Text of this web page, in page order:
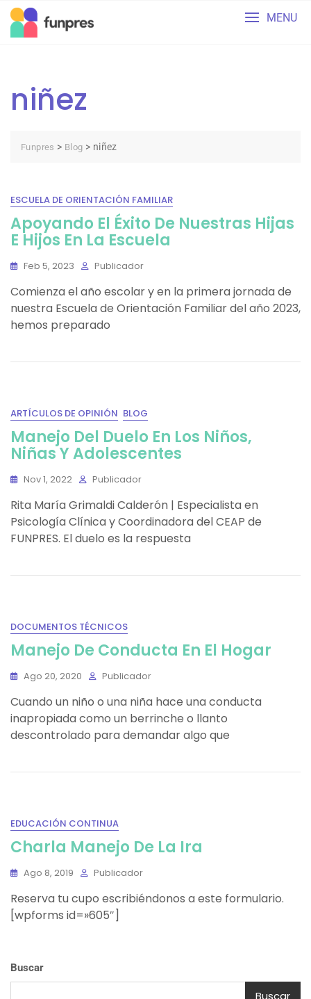
Skip
content
MENU
niñez
Funpres > Blog > niñez
ESCUELA DE ORIENTACIÓN FAMILIAR
Apoyando El Éxito De Nuestras Hijas
E Hijos En La Escuela
Feb 5, 2023 Publicador
Comienza el año escolar y en la primera jornada de
nuestra Escuela de Orientación Familiar del año 2023,
hemos preparado
ARTÍCULOS DE OPINIÓN BLOG
Manejo Del Duelo En Los Niños,
Niñas Y Adolescentes
Nov 1, 2022 Publicador
Rita María Grimaldi Calderón | Especialista en
Psicología Clínica y Coordinadora del CEAP de
FUNPRES. El duelo es la respuesta
DOCUMENTOS TÉCNICOS
Manejo De Conducta En El Hogar
Ago 20, 2020 Publicador
Cuando un niño o una niña hace una conducta
inapropiada como un berrinche o llanto
descontrolado para demandar algo que
EDUCACIÓN CONTINUA
Charla Manejo De La Ira
Ago 8, 2019 Publicador
Reserva tu cupo escribiéndonos a este formulario.
[wpforms id=»605″]
Buscar
Buscar